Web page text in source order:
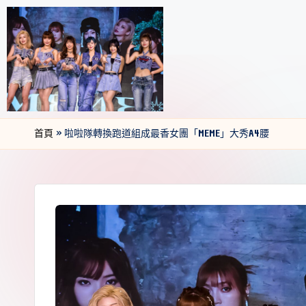
首頁 » 啦啦隊轉換跑道組成最香女團「MEME」大秀A4腰